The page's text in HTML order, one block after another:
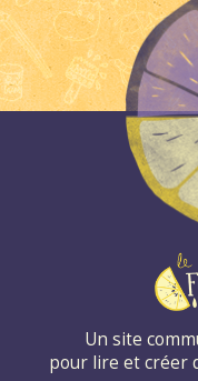
Un site
pour lire et créer